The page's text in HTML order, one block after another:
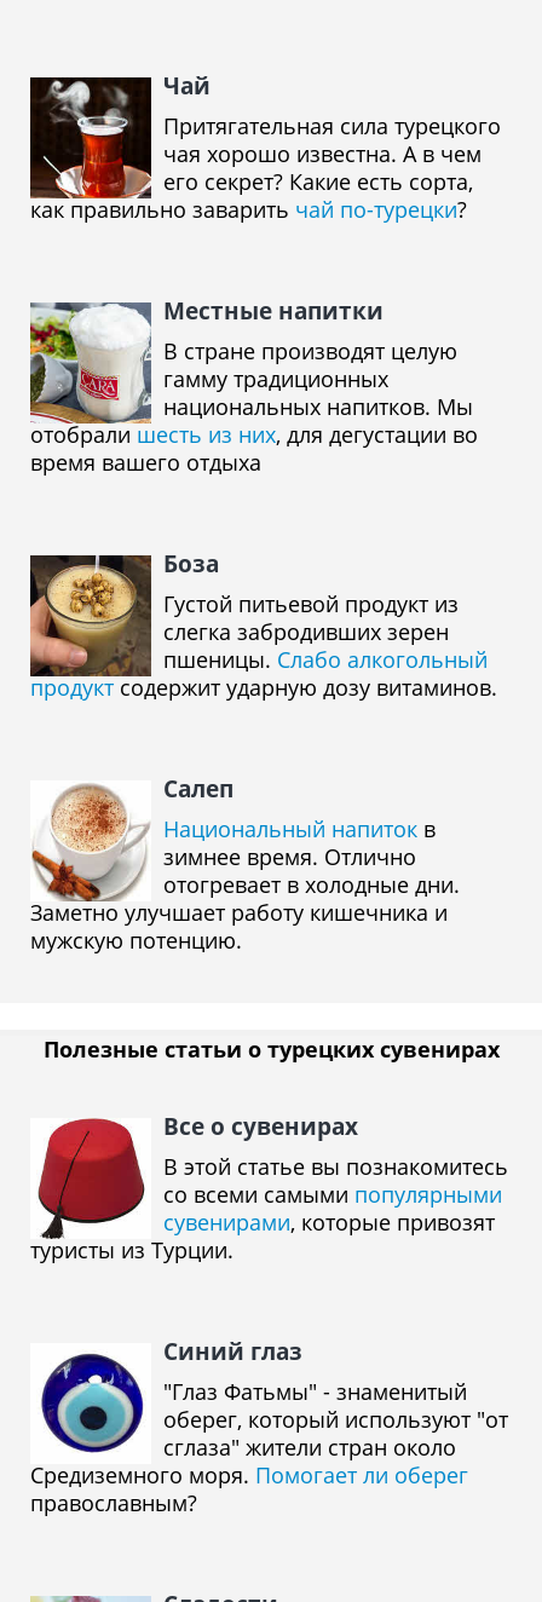
Чай
Притягательная сила турецкого
чая хорошо известна. А в чем
его секрет? Какие есть сорта,
как правильно заварить чай по-турецки?
Местные напитки
В стране производят целую
гамму традиционных
национальных напитков. Мы
отобрали шесть из них, для дегустации во
время вашего отдыха
Боза
Густой питьевой продукт из
слегка забродивших зерен
пшеницы. Слабо алкогольный
продукт содержит ударную дозу витаминов.
Салеп
Национальный напиток в
зимнее время. Отлично
отогревает в холодные дни.
Заметно улучшает работу кишечника и
мужскую потенцию.
Полезные статьи о турецких сувенирах
Все о сувенирах
В этой статье вы познакомитесь
со всеми самыми популярными
сувенирами, которые привозят
туристы из Турции.
Синий глаз
"Глаз Фатьмы" - знаменитый
оберег, который используют "от
сглаза" жители стран около
Средиземного моря. Помогает ли оберег
православным?